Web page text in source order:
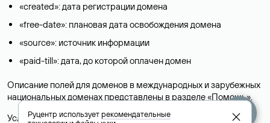
«created»: дата регистрации домена
«free-date»: плановая дата освобождения домена
«source»: источник информации
«paid-till»: дата, до которой оплачен домен
Описание полей для доменов в международных и зарубежных
национальных доменах представлены в разделе «Помощь».
Условия использования Whois-сервиса
Руцентр используетрекомендательные